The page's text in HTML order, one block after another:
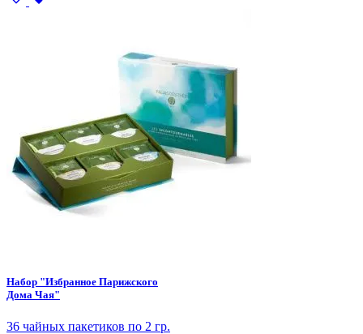
Набор "Избранное Парижского
Дома Чая"
36 чайных пакетиков по 2 гр.